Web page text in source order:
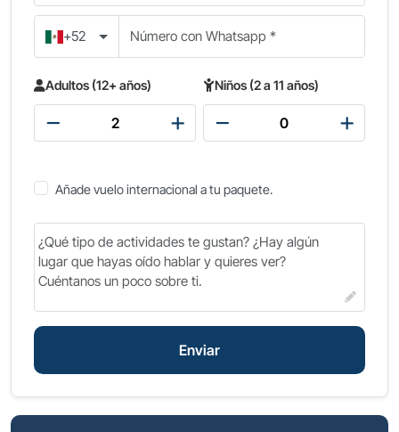
+52
Adultos (12+ años) Niños (2 a 11 años)
Añade vuelo internacional a tu paquete.
Enviar